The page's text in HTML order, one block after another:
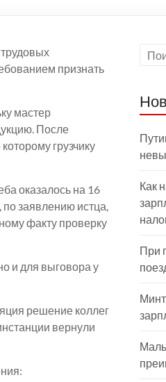
признать
мастер
После
грузчику
оказалось на 16
по заявлению истца,
факту проверку
и для выговора у
решение коллег
вернули
Как
При